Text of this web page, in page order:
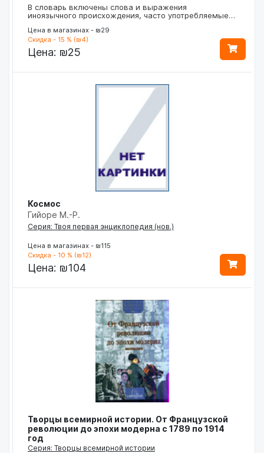
В словарь включены слова и выражения
иноязычного происхождения, часто употребляемые…
Цена в магазинах - ₪29
Скидка - 15 % (₪4)
Цена: ₪25
Космос
Гийоре М.-Р.
Серия: Твоя первая энциклопедия (нов.)
Цена в магазинах - ₪115
Скидка - 10 % (₪12)
Цена: ₪104
Творцы всемирной истории. От Французской
революции до эпохи модерна с 1789 по 1914
год
Серия: Творцы всемирной истории